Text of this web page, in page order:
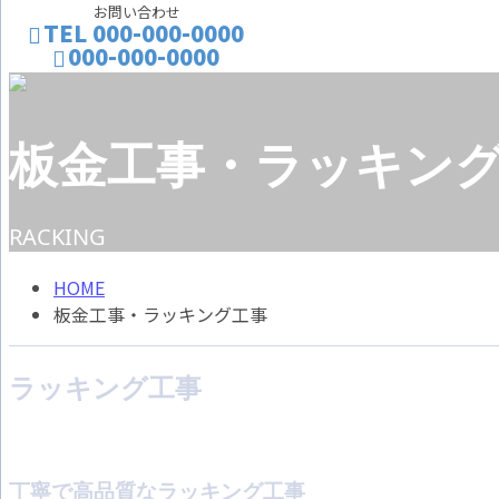
お問い合わせ
TEL 000-000-0000
000-000-0000
ENTRY
CONTACT
板金工事・ラッキン
RACKING
HOME
板金工事・ラッキング工事
ラッキング工事
丁寧で高品質なラッキング工事